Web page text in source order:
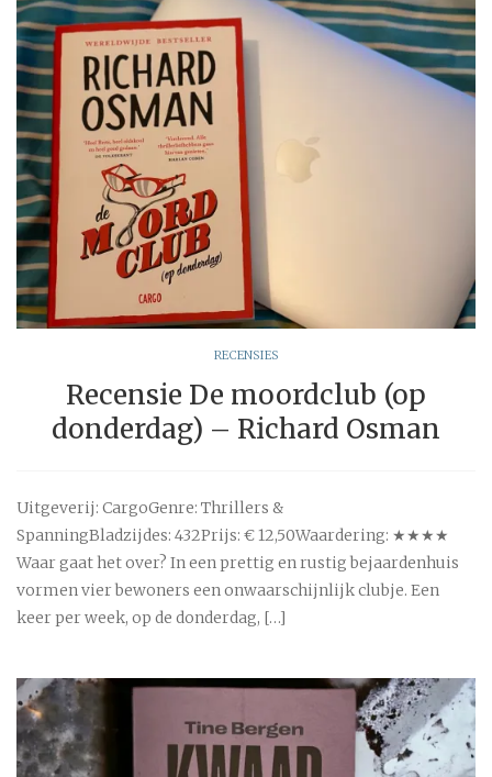
RECENSIES
Recensie De moordclub (op
donderdag) – Richard Osman
Uitgeverij: CargoGenre: Thrillers &
SpanningBladzijdes: 432Prijs: € 12,50Waardering: ★★★★
Waar gaat het over? In een prettig en rustig bejaardenhuis
vormen vier bewoners een onwaarschijnlijk clubje. Een
keer per week, op de donderdag, […]